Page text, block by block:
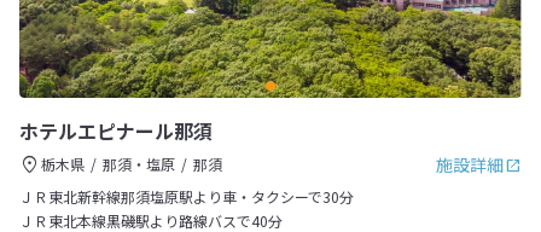
ホテルエピナール那須
施設詳細
栃木県 那須・塩原
那須
ＪＲ東北新幹線那須塩原駅より車・タクシーで30分
ＪＲ東北本線黒磯駅より路線バスで40分